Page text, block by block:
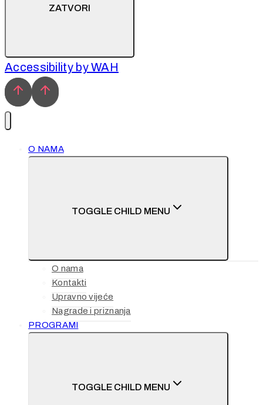
ZATVORI
Accessibility by WAH
O NAMA
TOGGLE CHILD MENU
O nama
Kontakti
Upravno vijeće
Nagrade i priznanja
PROGRAMI
TOGGLE CHILD MENU